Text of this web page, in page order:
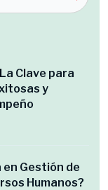
Clave para
y
en Gestión de
Humanos?